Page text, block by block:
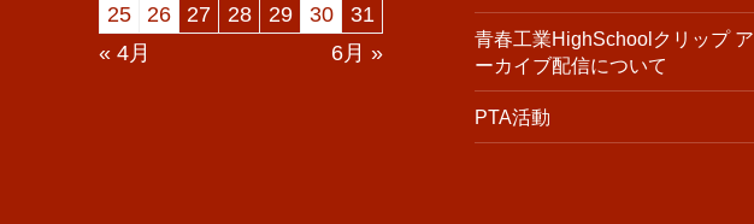
25
26 27 28 29 30
31
« 4月
6月 »
青春工業HighSchoolクリップ ア
ーカイブ配信について
PTA活動